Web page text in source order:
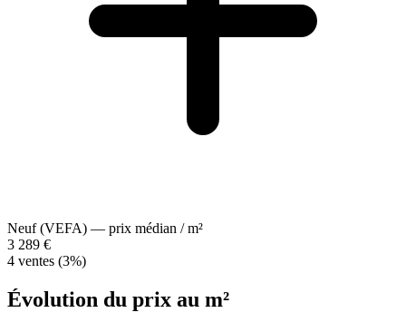
Neuf (VEFA) — prix médian / m²
3 289 €
4 ventes (3%)
Évolution du prix au m²